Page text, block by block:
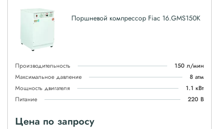
Поршневой компрессор Fiac 16.GMS150K
Производительность
150 л/мин
Максимальное давление
8 атм
Мощность двигателя
1.1 кВт
Питание
220 В
Цена по запросу